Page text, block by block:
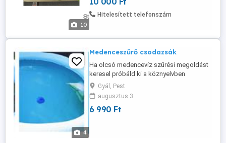
10
tárgya! A gyerekek számára ideális
méretek pl.: kerti mászókára 1500 2800 Ft
Hitelesített telefonszám
4
Medenceszűrő csodazsák
Ha olcsó medencevíz szűrési megoldást
keresel próbáld ki a köznyelvben
csodazsákként ismert szűrőzsákot.
Használható könnyűszerkezetes
medencékhez, jakuzzikhoz,
fürdődézsához, kisebb kerti tavakhoz. A
Gyál, Pest
augusztus 3
6 990 Ft